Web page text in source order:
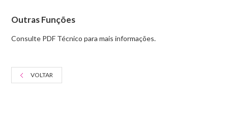
Outras Funções
Consulte PDF Técnico para mais informações.
VOLTAR